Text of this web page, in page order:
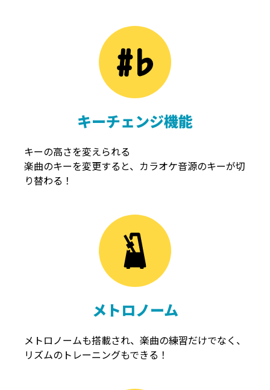
キーチェンジ機能
キーの高さを変えられる
楽曲のキーを変更すると、カラオケ音源のキーが切
り替わる！
メトロノーム
メトロノームも搭載され、楽曲の練習だけでなく、
リズムのトレーニングもできる！